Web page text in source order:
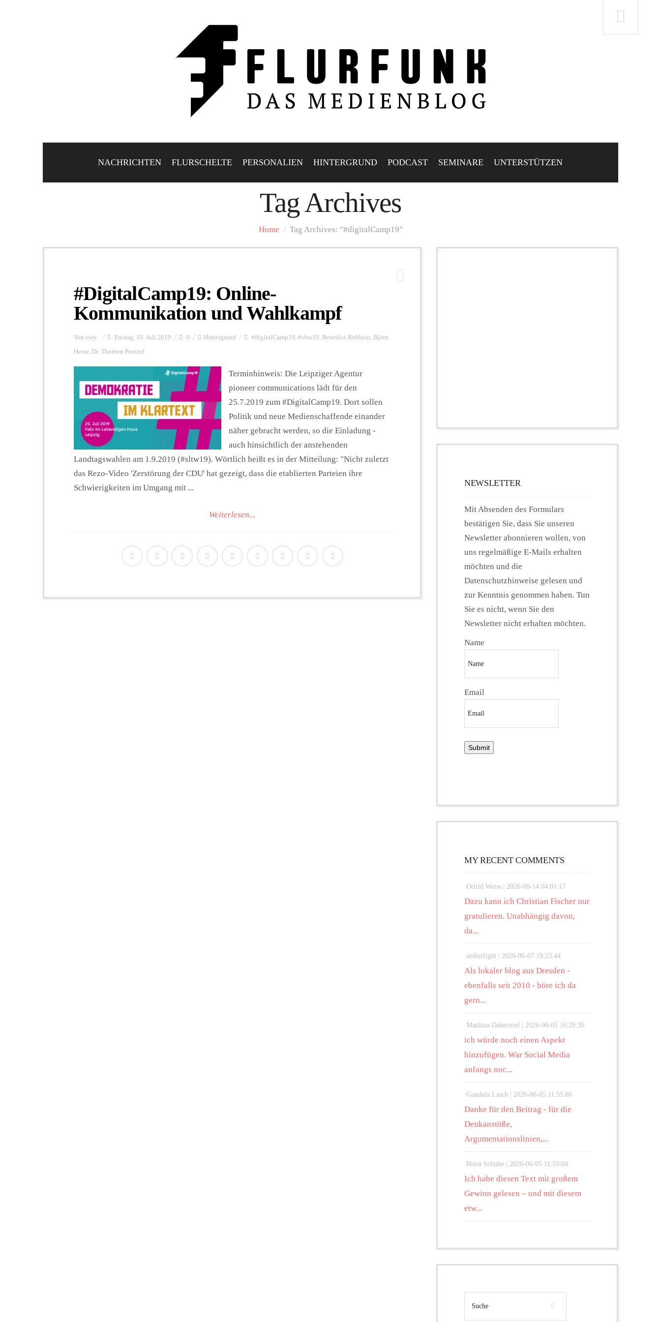
NACHRICHTEN FLURSCHELTE PERSONALIEN HINTERGRUND PODCAST SEMINARE UNTERSTÜTZEN
Tag Archives
Home / Tag Archives: "#digitalCamp19"
#DigitalCamp19: Online-
Kommunikation und Wahlkampf
Von owy Freitag, 19. Juli 2019 0 Hintergrund #digitalCamp19, #sltw19, Benedict Rehbein, Björn
Hesse, Dr. Thorben Prenzel
Terminhinweis: Die Leipziger Agentur
pioneer communications lädt für den
25.7.2019 zum #DigitalCamp19. Dort sollen
Politik und neue Medienschaffende einander
näher gebracht werden, so die Einladung -
auch hinsichtlich der anstehenden
Landtagswahlen am 1.9.2019 (#sltw19). Wörtlich heißt es in der Mitteilung: "Nicht zuletzt
das Rezo-Video 'Zerstörung der CDU' hat gezeigt, dass die etablierten Parteien ihre
Schwierigkeiten im Umgang mit ...
Weiterlesen...
NEWSLETTER
Mit Absenden des Formulars
bestätigen Sie, dass Sie unseren
Newsletter abonnieren wollen, von
uns regelmäßige E-Mails erhalten
möchten und die
Datenschutzhinweise gelesen und
zur Kenntnis genommen haben. Tun
Sie es nicht, wenn Sie den
Newsletter nicht erhalten möchten.
Name
Email
MY RECENT COMMENTS
Otfrid Weiss | 2026-06-14 04:01:17
Dazu kann ich Christian Fischer nur
gratulieren. Unabhängig davon,
da...
amberlight | 2026-06-07 19:23:44
Als lokaler blog aus Dresden -
ebenfalls seit 2010 - höre ich da
gern...
Matthias Daberstiel | 2026-06-05 16:29:36
ich würde noch einen Aspekt
hinzufügen. War Social Media
anfangs noc...
Gundula Lasch | 2026-06-05 11:55:06
Danke für den Beitrag - für die
Denkanstöße,
Argumentationslinien,...
Horst Schulte | 2026-06-05 11:53:04
Ich habe diesen Text mit großem
Gewinn gelesen – und mit diesem
etw...